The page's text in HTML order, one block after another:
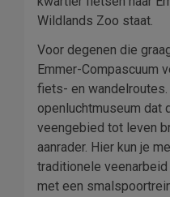
Wildlands Zoo staat.
Voor degenen die
Emmer-Compascuum
fiets- en wandelroutes.
openluchtmuseum dat
veengebied tot leven
aanrader. Hier kun je
traditionele
met een